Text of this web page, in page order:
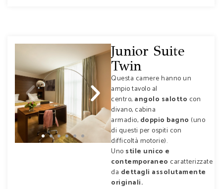
Junior Suite
Twin
Questa camere hanno un
ampio tavolo al
centro, angolo salotto con
divano, cabina
armadio, doppio bagno (uno
di questi per ospiti con
difficoltà motorie).
Uno stile unico e
contemporaneo caratterizzate
da dettagli assolutamente
originali.